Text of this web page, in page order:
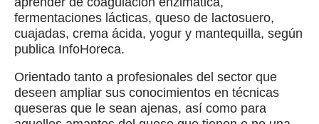
fermentaciones lácticas, queso de lactosuero,
cuajadas, crema ácida, yogur y mantequilla, según
publica InfoHoreca.
Orientado tanto a profesionales del sector que
deseen ampliar sus conocimientos en técnicas
queseras que le sean ajenas, así como para